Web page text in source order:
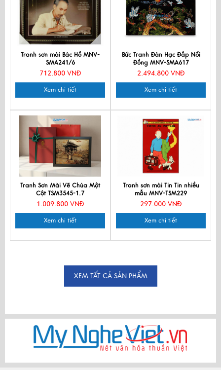
Tranh sơn mài Bác Hồ MNV-
SMA241/6
712.800 VNĐ
Xem chi tiết
Bức Tranh Đàn Hạc Đắp Nổi
Đồng MNV-SMA617
2.494.800 VNĐ
Xem chi tiết
Tranh Sơn Mài Vẽ Chùa Một
Cột TSM3545-1.7
1.009.800 VNĐ
Xem chi tiết
Tranh sơn mài Tin Tin nhiều
mẫu MNV-TSM229
297.000 VNĐ
Xem chi tiết
XEM TẤT CẢ SẢN PHẨM